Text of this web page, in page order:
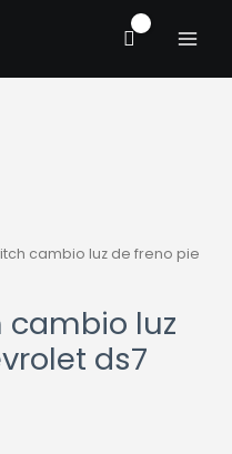
cambio luz de freno pie
cambio luz
ds7